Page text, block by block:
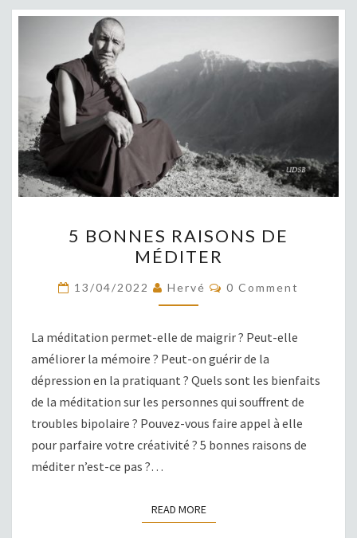
BONNES
RAISONS
DE
MÉDITER
5 BONNES RAISONS DE
MÉDITER
13/04/2022 Hervé COMMENTS
0 Comment
La méditation permet-elle de maigrir ? Peut-elle
améliorer la mémoire ? Peut-on guérir de la
dépression en la pratiquant ? Quels sont les bienfaits
de la méditation sur les personnes qui souffrent de
troubles bipolaire ? Pouvez-vous faire appel à elle
pour parfaire votre créativité ? 5 bonnes raisons de
méditer n’est-ce pas ?…
READ MOREREAD MORE